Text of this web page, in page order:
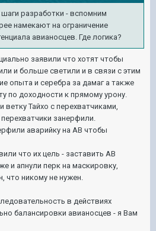
разработки - вспомним
намекают на ограничение
авианосцев . Где логика?
заявили что хотят чтобы
и больше светили и в связи с этим
опыта и серебра за дамаг а также
по доходности к прямому урону.
Тайхо с перехватчиками,
занерфили.
аварийку на АВ чтобы
что их цель - заставить АВ
и апнули перк на маскировку,
что никому не нужен.
в действиях
балансировки авианосцев - я Вам